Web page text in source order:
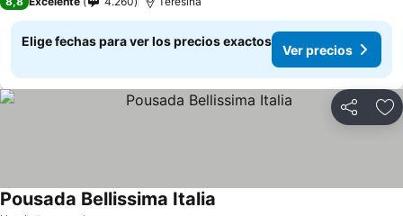
Elige fechas para ver los precios exactos
Ver precios
Compartir
Pousada Bellissima Italia